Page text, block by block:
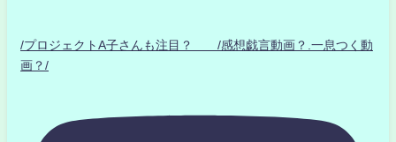
/プロジェクトA子さんも注目？ /感想戯言動画？.一息つく動
画？/